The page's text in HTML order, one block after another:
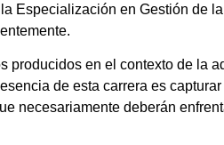
Especialización en Gestión de
en el contexto de la
de esta carrera es
necesariamente deberán